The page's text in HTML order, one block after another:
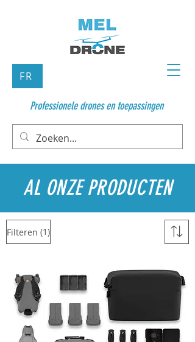
Professionele drones en toepassingen
FR
AL ONZE PRODUCTEN
Filteren (1)